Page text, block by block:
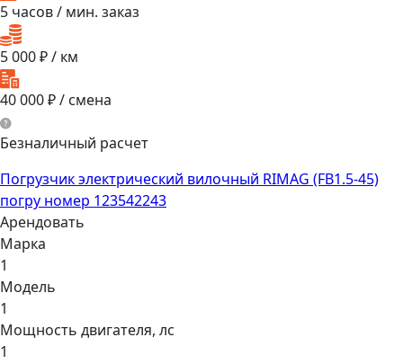
5 часов/ мин. заказ
5 000₽ / км
40 000₽ / смена
Безналичный расчет
Погрузчик электрический вилочный RIMAG (FB1.5-45)
погру номер 123542243
Арендовать
Марка
1
Модель
1
Мощнocть двигaтеля, лс
1